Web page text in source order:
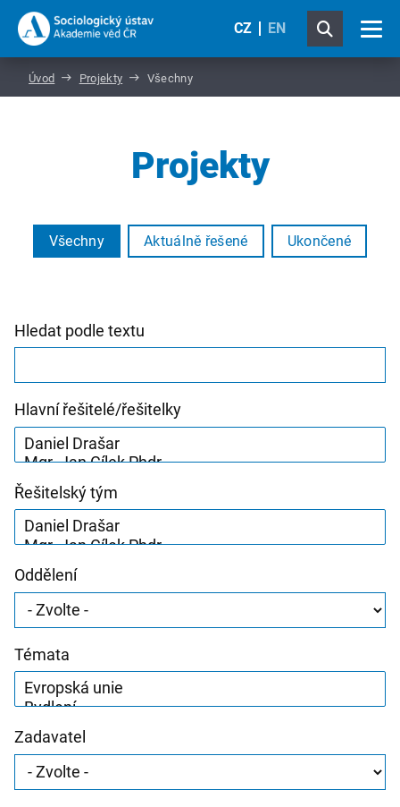
CZ EN
Úvod Projekty Všechny
Projekty
Všechny Aktuálně řešené Ukončené
Hledat podle textu
Hlavní řešitelé/řešitelky
Řešitelský tým
Oddělení
Témata
Zadavatel